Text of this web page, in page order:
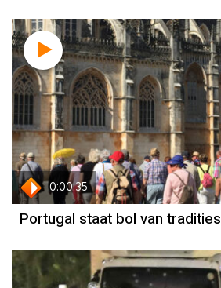
0:00:35
Portugal staat bol van tradities